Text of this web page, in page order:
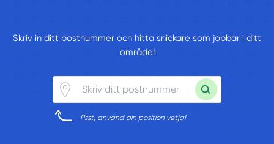
Skriv in ditt postnummer och hitta snickare som jobbar i ditt
område!
Psst, använd din position vetja!